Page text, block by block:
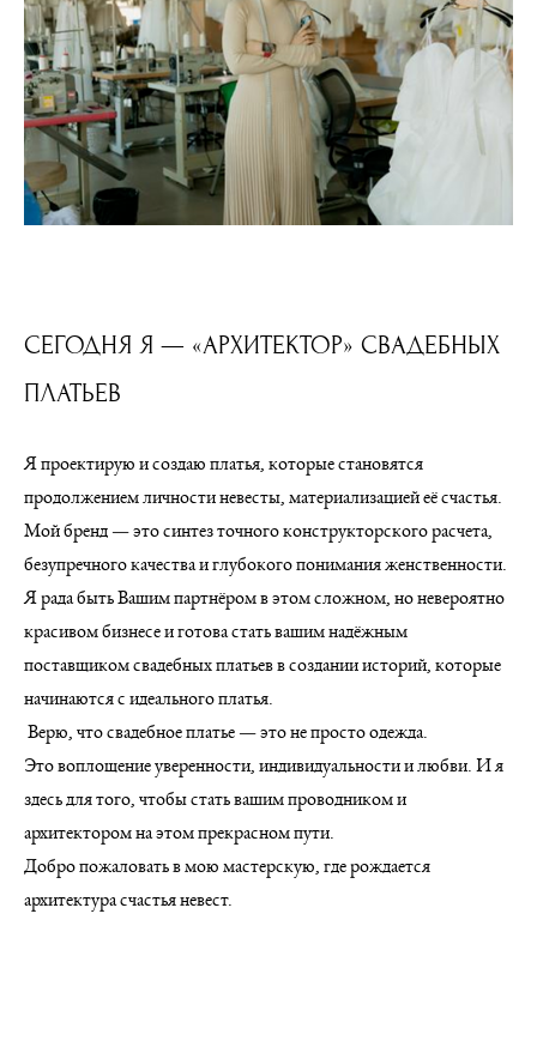
СЕГОДНЯ Я — «АРХИТЕКТОР» СВАДЕБНЫХ
ПЛАТЬЕВ
Я проектирую и создаю платья, которые становятся
продолжением личности невесты, материализацией её счастья.
Мой бренд — это синтез точного конструкторского расчета,
безупречного качества и глубокого понимания женственности.
Я рада быть Вашим партнёром в этом сложном, но невероятно
красивом бизнесе и готова стать вашим надёжным
поставщиком свадебных платьев в создании историй, которые
начинаются с идеального платья.
Верю, что свадебное платье — это не просто одежда.
Это воплощение уверенности, индивидуальности и любви. И я
здесь для того, чтобы стать вашим проводником и
архитектором на этом прекрасном пути.
Добро пожаловать в мою мастерскую, где рождается
архитектура счастья невест.